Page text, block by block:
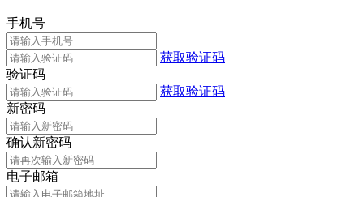
手机号
获取验证码
验证码
获取验证码
新密码
确认新密码
电子邮箱